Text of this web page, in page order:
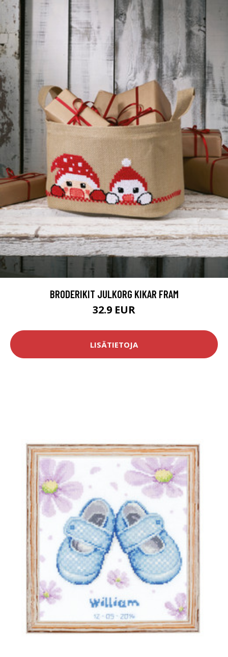
BRODERIKIT JULKORG KIKAR FRAM
32.9 EUR
LISÄTIETOJA